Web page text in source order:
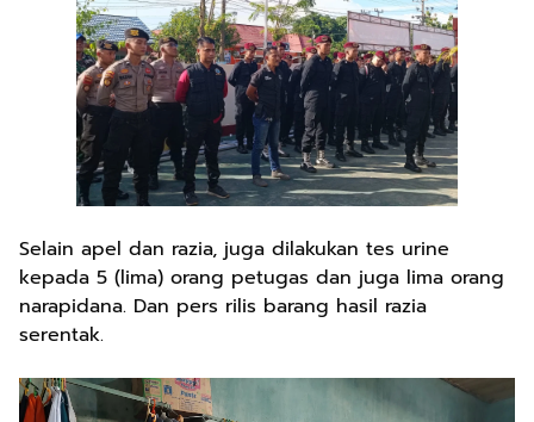
Selain apel dan razia, juga dilakukan tes urine
kepada 5 (lima) orang petugas dan juga lima orang
narapidana. Dan pers rilis barang hasil razia
serentak.